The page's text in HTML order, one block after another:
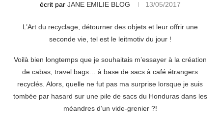
écrit par JANE EMILIE BLOG 13/05/2017
L’Art du recyclage, détourner des objets et leur offrir une
seconde vie, tel est le leitmotiv du jour !
Voilà bien longtemps que je souhaitais m’essayer à la création
de cabas, travel bags… à base de sacs à café étrangers
recyclés. Alors, quelle ne fut pas ma surprise lorsque je suis
tombée par hasard sur une pile de sacs du Honduras dans les
méandres d’un vide-grenier ?!